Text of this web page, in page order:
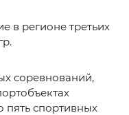
в регионе третьих
соревнований,
пять спортивных